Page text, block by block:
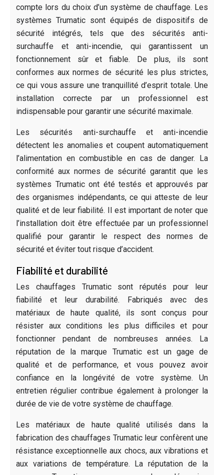
compte lors du choix d’un système de chauffage. Les
systèmes Trumatic sont équipés de dispositifs de
sécurité intégrés, tels que des sécurités anti-
surchauffe et anti-incendie, qui garantissent un
fonctionnement sûr et fiable. De plus, ils sont
conformes aux normes de sécurité les plus strictes,
ce qui vous assure une tranquillité d’esprit totale. Une
installation correcte par un professionnel est
indispensable pour garantir une sécurité maximale.
Les sécurités anti-surchauffe et anti-incendie
détectent les anomalies et coupent automatiquement
l’alimentation en combustible en cas de danger. La
conformité aux normes de sécurité garantit que les
systèmes Trumatic ont été testés et approuvés par
des organismes indépendants, ce qui atteste de leur
qualité et de leur fiabilité. Il est important de noter que
l’installation doit être effectuée par un professionnel
qualifié pour garantir le respect des normes de
sécurité et éviter tout risque d’accident.
Fiabilité et durabilité
Les chauffages Trumatic sont réputés pour leur
fiabilité et leur durabilité. Fabriqués avec des
matériaux de haute qualité, ils sont conçus pour
résister aux conditions les plus difficiles et pour
fonctionner pendant de nombreuses années. La
réputation de la marque Trumatic est un gage de
qualité et de performance, et vous pouvez avoir
confiance en la longévité de votre système. Un
entretien régulier contribue également à prolonger la
durée de vie de votre système de chauffage.
Les matériaux de haute qualité utilisés dans la
fabrication des chauffages Trumatic leur confèrent une
résistance exceptionnelle aux chocs, aux vibrations et
aux variations de température. La réputation de la